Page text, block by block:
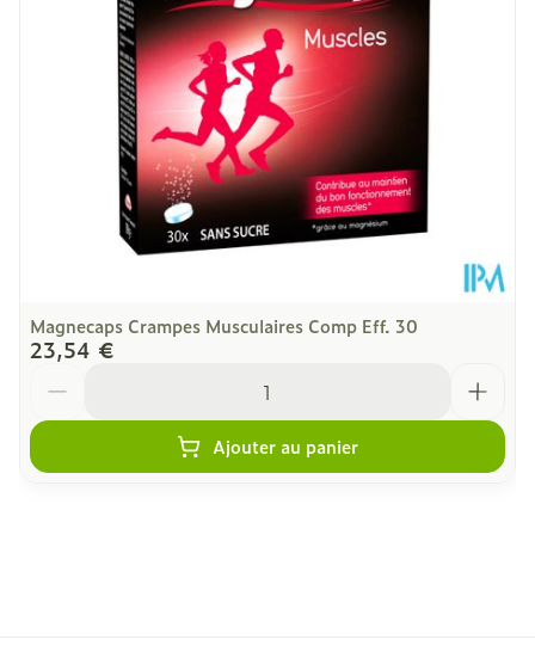
Restrictions
Alimentaires
Sans allergènes, Végétalien,
Végétarien
Préservation
Température ambiante (15°C -
25°C)
Magnecaps Crampes Musculaires Comp Eff. 30
23,54 €
Ajouter au panier